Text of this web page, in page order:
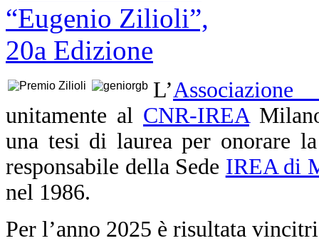
L’
unitamente al CNR-IREA
una tesi di laurea per onorare
responsabile della Sede IREA di
nel 1986.
Per l’anno 2025 è risultata